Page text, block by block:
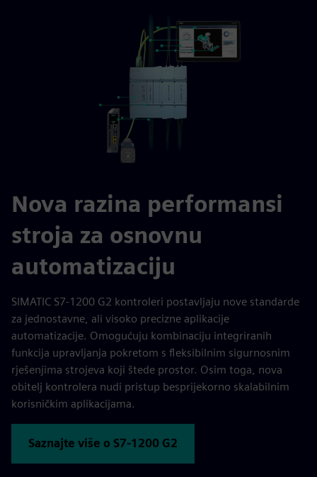
Nova razina performansi
stroja za osnovnu
automatizaciju
SIMATIC S7-1200 G2 kontroleri postavljaju nove standarde
za jednostavne, ali visoko precizne aplikacije
automatizacije. Omogućuju kombinaciju integriranih
funkcija upravljanja pokretom s fleksibilnim sigurnosnim
rješenjima strojeva koji štede prostor. Osim toga, nova
obitelj kontrolera nudi pristup besprijekorno skalabilnim
korisničkim aplikacijama.
Saznajte više o S7-1200 G2